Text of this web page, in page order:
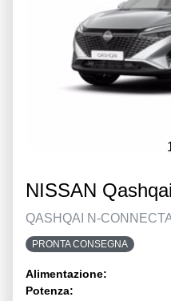
NISSAN Qashqai
QASHQAI N-
PRONTA CONSEGNA
Alimentazione:
Potenza: